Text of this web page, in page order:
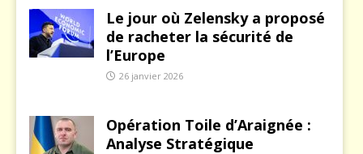
Le jour où Zelensky a proposé
de racheter la sécurité de
l’Europe
26 janvier 2026
Opération Toile d’Araignée :
Analyse Stratégique